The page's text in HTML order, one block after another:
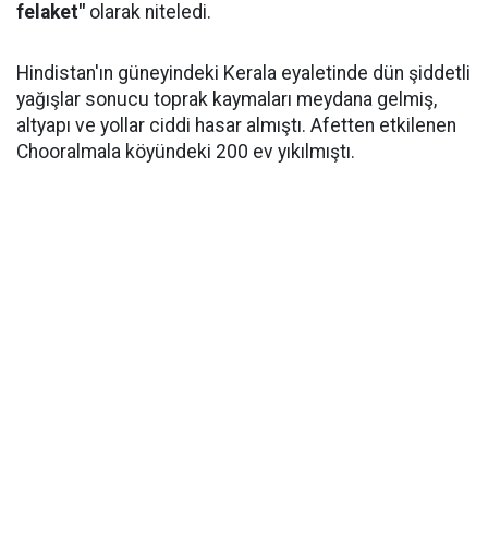
felaket" olarak niteledi.
Hindistan'ın güneyindeki Kerala eyaletinde dün şiddetli
yağışlar sonucu toprak kaymaları meydana gelmiş,
altyapı ve yollar ciddi hasar almıştı. Afetten etkilenen
Chooralmala köyündeki 200 ev yıkılmıştı.